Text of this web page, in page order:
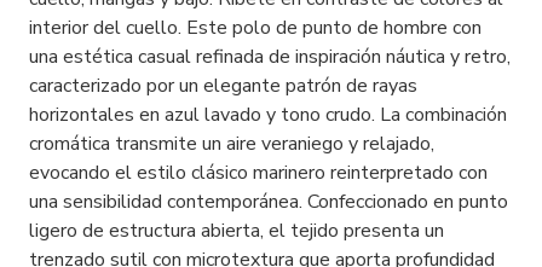
interior del cuello. Este polo de punto de hombre con
una estética casual refinada de inspiración náutica y retro,
caracterizado por un elegante patrón de rayas
horizontales en azul lavado y tono crudo. La combinación
cromática transmite un aire veraniego y relajado,
evocando el estilo clásico marinero reinterpretado con
una sensibilidad contemporánea. Confeccionado en punto
ligero de estructura abierta, el tejido presenta un
trenzado sutil con microtextura que aporta profundidad